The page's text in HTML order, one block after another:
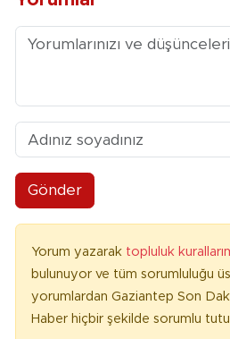
Gönder
Yorum yazarak topluluk
bulunuyor ve tüm sorumluluğu
yorumlardan Gaziantep Son
Haber hiçbir şekilde sorumlu